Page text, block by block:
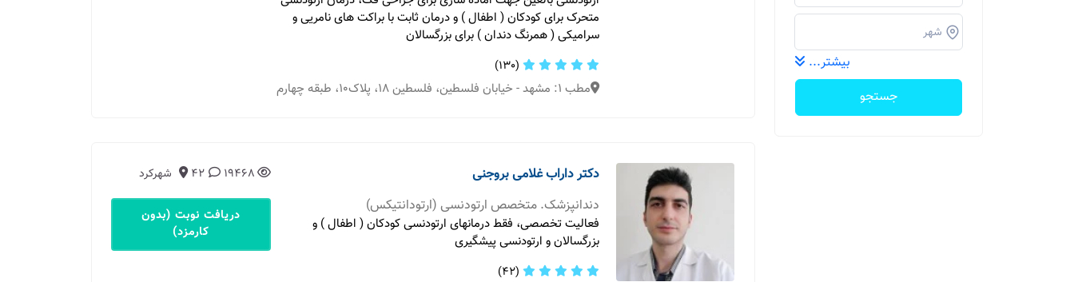
بیشتر...
جستجو
متحرک برای کودکان ( اطفال ) و درمان ثابت با براکت های نامریی و
سرامیکی ( همرنگ دندان ) برای بزرگسالان
(130)
مطب 1: مشهد - خیابان فلسطین، فلسطین 18، پلاک10، طبقه چهارم
دکتر داراب غلامی بروجنی
دندانپزشک. متخصص ارتودنسی (ارتودانتیکس)
فعالیت تخصصی، فقط درمانهای ارتودنسی کودکان ( اطفال ) و
بزرگسالان و ارتودنسی پیشگیری
(42)
19468
42 شهرکرد
دریافت نوبت (بدون
کارمزد)